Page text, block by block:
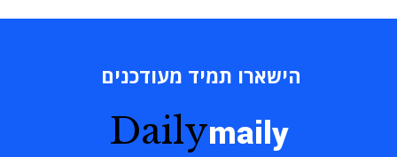
הישארו תמיד מעודכנים
Dailymaily